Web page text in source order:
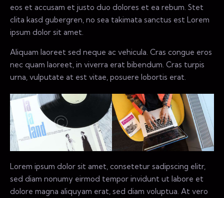
eos et accusam et justo duo dolores et ea rebum. Stet
clita kasd gubergren, no sea takimata sanctus est Lorem
ipsum dolor sit amet.
Aliquam laoreet sed neque ac vehicula. Cras congue eros
nec quam laoreet, in viverra erat bibendum. Cras turpis
urna, vulputate at est vitae, posuere lobortis erat.
Lorem ipsum dolor sit amet, consetetur sadipscing elitr,
sed diam nonumy eirmod tempor invidunt ut labore et
dolore magna aliquyam erat, sed diam voluptua. At vero